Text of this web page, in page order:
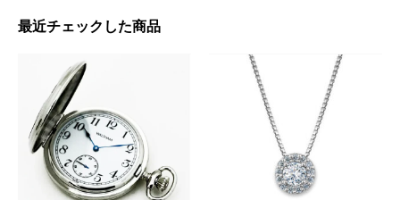
最近チェックした商品